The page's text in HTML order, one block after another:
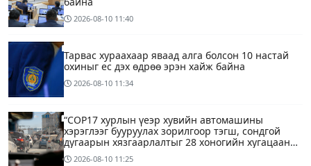
2026-08-10 11:40
Тарвас хураахаар яваад алга болсон 10 настай
охиныг ес дэх өдрөө эрэн хайж байна
2026-08-10 11:34
“COP17 хурлын үеэр хувийн автомашины
хэрэглээг бууруулах зорилгоор тэгш, сондгой
дугаарын хязгаарлалтыг 28 хоногийн хугацаанд
хийнэ“
2026-08-10 11:25